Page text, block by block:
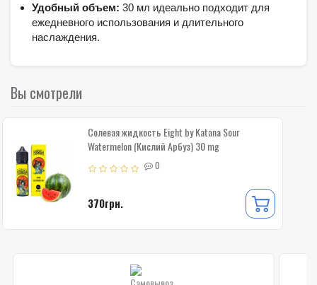
Удобный объем: 30 мл идеально подходит для
ежедневного использования и длительного
наслаждения.
Вы смотрели
Солевая жидкость Eight by Katana Sour
Watermelon (Кислий Арбуз) 30 mg
0
370грн.